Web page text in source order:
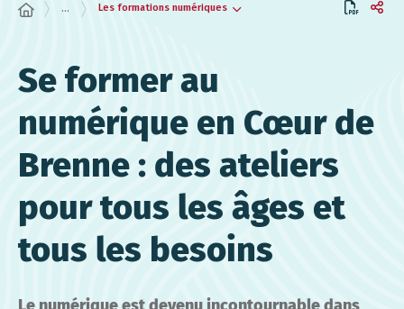
... Les formations numériques
Se former au
numérique en Cœur de
Brenne : des ateliers
pour tous les âges et
tous les besoins